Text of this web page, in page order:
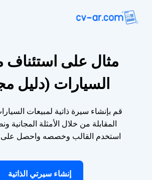
مثال على استئناف
السيارات (دليل
قم بإنشاء سيرة ذاتية لمبيعات
المقابلة من خلال الأمثلة المجانية
استخدم القالب وخصصه واحصل على
إنشاء سيرتي الذاتية